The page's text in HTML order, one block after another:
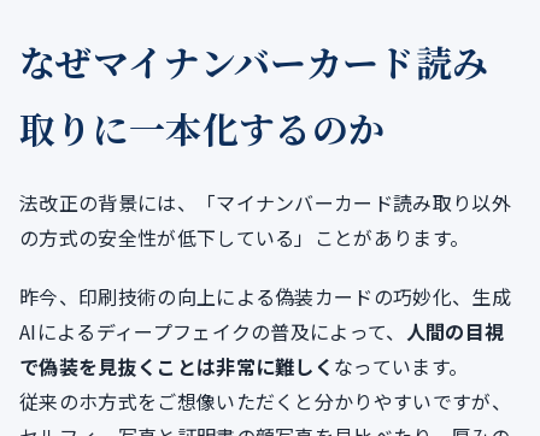
なぜマイナンバーカード読み
取りに一本化するのか
法改正の背景には、「マイナンバーカード読み取り以外
の方式の安全性が低下している」ことがあります。
昨今、印刷技術の向上による偽装カードの巧妙化、生成
AIによるディープフェイクの普及によって、 人間の目視
で偽装を見抜くことは非常に難しく なっています。
従来のホ方式をご想像いただくと分かりやすいですが、